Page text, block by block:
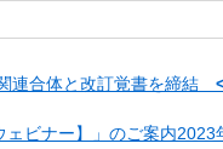
連合体と改訂覚書を締結
ェビナー】」のご案内2023